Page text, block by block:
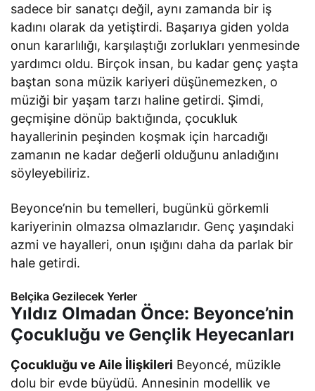
sadece bir sanatçı değil, aynı zamanda bir iş
kadını olarak da yetiştirdi. Başarıya giden yolda
onun kararlılığı, karşılaştığı zorlukları yenmesinde
yardımcı oldu. Birçok insan, bu kadar genç yaşta
baştan sona müzik kariyeri düşünemezken, o
müziği bir yaşam tarzı haline getirdi. Şimdi,
geçmişine dönüp baktığında, çocukluk
hayallerinin peşinden koşmak için harcadığı
zamanın ne kadar değerli olduğunu anladığını
söyleyebiliriz.
Beyonce’nin bu temelleri, bugünkü görkemli
kariyerinin olmazsa olmazlarıdır. Genç yaşındaki
azmi ve hayalleri, onun ışığını daha da parlak bir
hale getirdi.
Belçika Gezilecek Yerler
Yıldız Olmadan Önce: Beyonce’nin
Çocukluğu ve Gençlik Heyecanları
Çocukluğu ve Aile İlişkileri Beyoncé, müzikle
dolu bir evde büyüdü. Annesinin modellik ve